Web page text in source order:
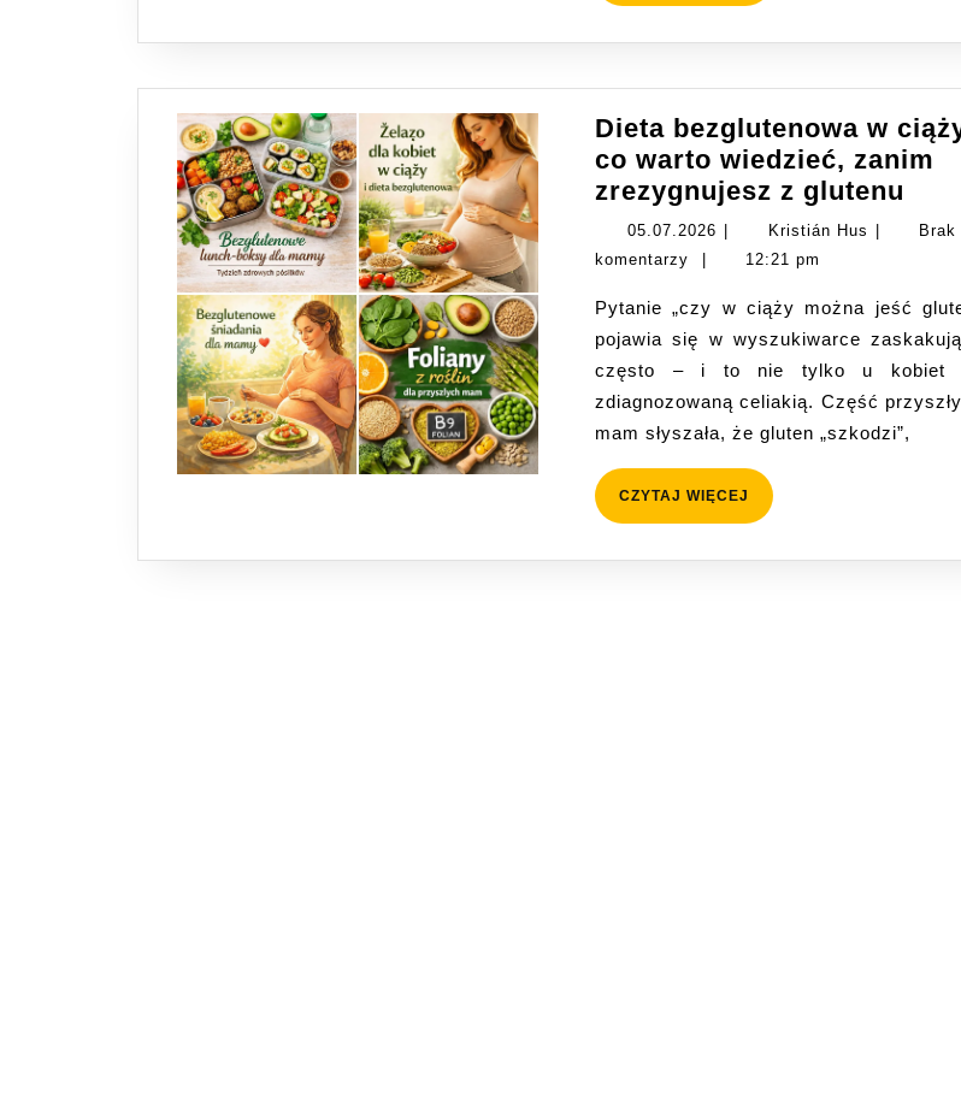
Dieta bezglutenowa w
co warto wiedzieć, zanim
zrezygnujesz z glutenu
co
05.07.2026 05.07.2026Kristián Hus KristiánBrak
komentarzy
12:21 pm
Pytanie „czy w ciąży można jeść gluten”
pojawia się w wyszukiwarce
często – i to nie tylko u kobiet
zdiagnozowaną celiakią. Część
mam słyszała, że gluten „szkodzi”,
CZYTAJ WIĘCEJ CZYTAJ
WIĘCEJ